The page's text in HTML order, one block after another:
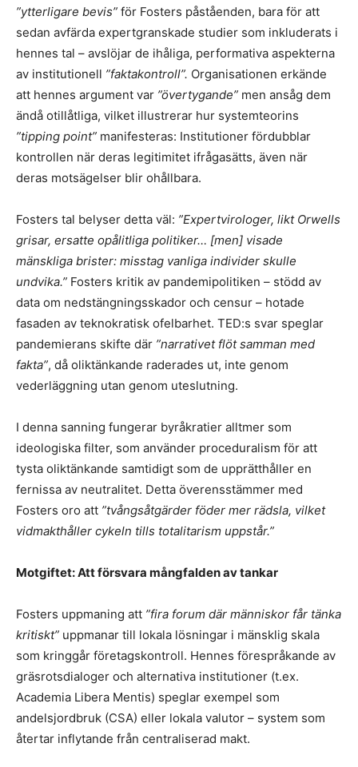
”ytterligare bevis” för Fosters påståenden, bara för att
sedan avfärda expertgranskade studier som inkluderats i
hennes tal – avslöjar de ihåliga, performativa aspekterna
av institutionell ”faktakontroll”. Organisationen erkände
att hennes argument var ”övertygande” men ansåg dem
ändå otillåtliga, vilket illustrerar hur systemteorins
”tipping point” manifesteras: Institutioner fördubblar
kontrollen när deras legitimitet ifrågasätts, även när
deras motsägelser blir ohållbara.
Fosters tal belyser detta väl: ”Expertvirologer, likt Orwells
grisar, ersatte opålitliga politiker… [men] visade
mänskliga brister: misstag vanliga individer skulle
undvika.” Fosters kritik av pandemipolitiken – stödd av
data om nedstängningsskador och censur – hotade
fasaden av teknokratisk ofelbarhet. TED:s svar speglar
pandemierans skifte där ”narrativet flöt samman med
fakta”, då oliktänkande raderades ut, inte genom
vederläggning utan genom uteslutning.
I denna sanning fungerar byråkratier alltmer som
ideologiska filter, som använder proceduralism för att
tysta oliktänkande samtidigt som de upprätthåller en
fernissa av neutralitet. Detta överensstämmer med
Fosters oro att ”tvångsåtgärder föder mer rädsla, vilket
vidmakthåller cykeln tills totalitarism uppstår.”
Motgiftet: Att försvara mångfalden av tankar
Fosters uppmaning att ”fira forum där människor får tänka
kritiskt” uppmanar till lokala lösningar i mänsklig skala
som kringgår företagskontroll. Hennes förespråkande av
gräsrotsdialoger och alternativa institutioner (t.ex.
Academia Libera Mentis) speglar exempel som
andelsjordbruk (CSA) eller lokala valutor – system som
återtar inflytande från centraliserad makt.